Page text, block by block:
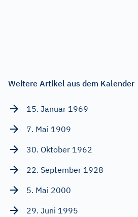
Weitere Artikel aus dem Kalender
15. Januar 1969
7. Mai 1909
30. Oktober 1962
22. September 1928
5. Mai 2000
29. Juni 1995